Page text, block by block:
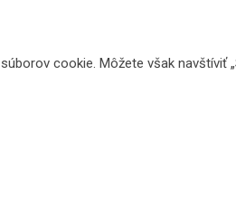
cookie. Môžete však navštíviť